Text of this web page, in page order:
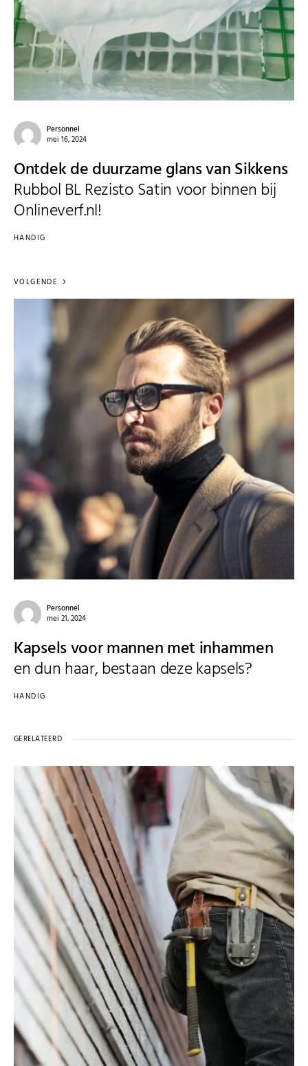
Personnel
mei 16, 2024
Ontdek de duurzame glans van Sikkens
Rubbol BL Rezisto Satin voor binnen bij
Onlineverf.nl!
HANDIG
VOLGENDE
Personnel
mei 21, 2024
Kapsels voor mannen met inhammen
en dun haar, bestaan deze kapsels?
HANDIG
GERELATEERD